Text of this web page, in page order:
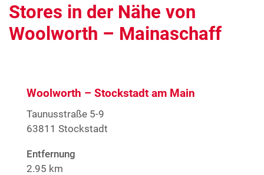
Stores in der Nähe von
Woolworth – Mainaschaff
Woolworth – Stockstadt am Main
Taunusstraße 5-9
63811 Stockstadt
Entfernung
2.95 km